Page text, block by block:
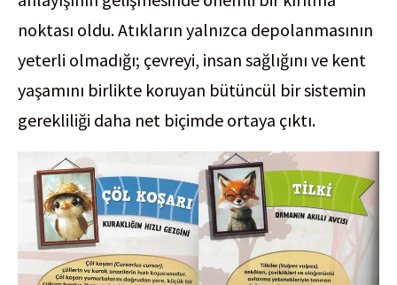
noktası oldu. Atıkların yalnızca depolanmasının
yeterli olmadığı; çevreyi, insan sağlığını ve kent
yaşamını birlikte koruyan bütüncül bir sistemin
gerekliliği daha net biçimde ortaya çıktı.